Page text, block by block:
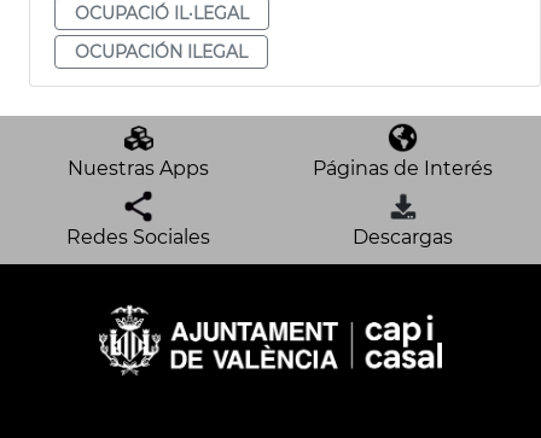
OCUPACIÓ IL·LEGAL
OCUPACIÓN ILEGAL
Nuestras Apps Páginas de Interés
Redes Sociales Descargas